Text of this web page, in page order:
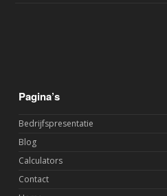
Pagina’s
Bedrijfspresentatie
Blog
Calculators
Contact